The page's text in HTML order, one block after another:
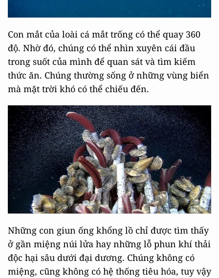
Con mắt của loài cá mắt trống có thể quay 360
độ. Nhờ đó, chúng có thể nhìn xuyên cái đầu
trong suốt của mình để quan sát và tìm kiếm
thức ăn. Chúng thường sống ở những vùng biển
mà mặt trời khó có thể chiếu đến.
Những con giun ống khổng lồ chỉ được tìm thấy
ở gần miệng núi lửa hay những lỗ phun khí thải
độc hại sâu dưới đại dương. Chúng không có
miệng, cũng không có hệ thống tiêu hóa, tuy vậy